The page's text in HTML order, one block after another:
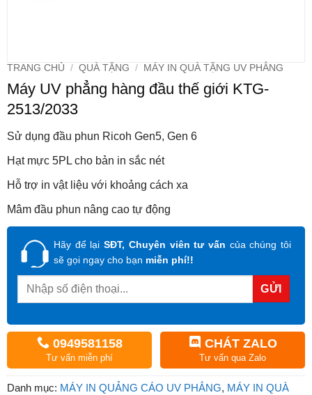
TRANG CHỦ / QUÀ TẶNG / MÁY IN QUÀ TẶNG UV PHẲNG
Máy UV phẳng hàng đầu thế giới KTG-
2513/2033
Sử dụng đầu phun Ricoh Gen5, Gen 6
Hạt mực 5PL cho bản in sắc nét
Hỗ trợ in vật liệu với khoảng cách xa
Mâm đầu phun nâng cao tự động
Hãy để lại SĐT, Chuyên viên tư vấn của chúng tôi
sẽ gọi ngay cho bạn miễn phí!!
0949581158
Tư vấn miễn phí
CHÁT ZALO
Tư vấn qua Zalo
Danh mục: MÁY IN QUẢNG CÁO UV PHẲNG, MÁY IN QUÀ